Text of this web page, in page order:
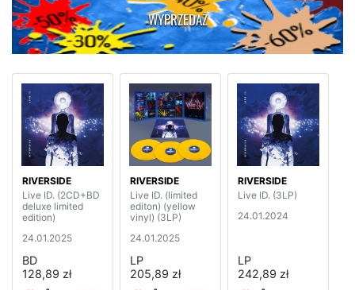
WYPRZEDAŻ
RIVERSIDE
Live ID. (2CD+BD
deluxe limited
edition)
24.01.2025
BD
128,89 zł
RIVERSIDE
Live ID. (limited
editon) (yellow
vinyl) (3LP)
24.01.2025
LP
205,89 zł
RIVERSIDE
Live ID. (3LP)
24.01.2024
LP
242,89 zł